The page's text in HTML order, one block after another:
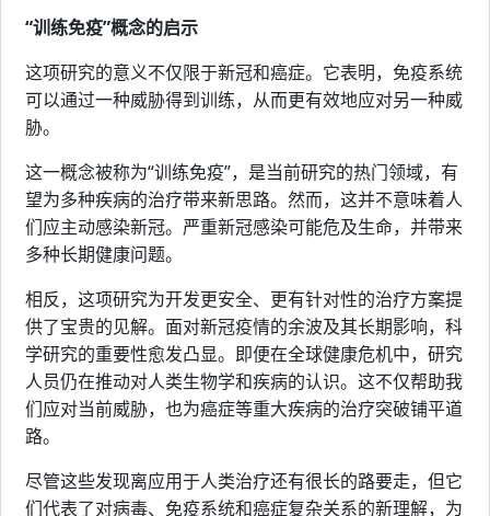
“训练免疫”概念的启示
这项研究的意义不仅限于新冠和癌症。它表明，免疫系统
可以通过一种威胁得到训练，从而更有效地应对另一种威
胁。
这一概念被称为“训练免疫”，是当前研究的热门领域，有
望为多种疾病的治疗带来新思路。然而，这并不意味着人
们应主动感染新冠。严重新冠感染可能危及生命，并带来
多种长期健康问题。
相反，这项研究为开发更安全、更有针对性的治疗方案提
供了宝贵的见解。面对新冠疫情的余波及其长期影响，科
学研究的重要性愈发凸显。即便在全球健康危机中，研究
人员仍在推动对人类生物学和疾病的认识。这不仅帮助我
们应对当前威胁，也为癌症等重大疾病的治疗突破铺平道
路。
尽管这些发现离应用于人类治疗还有很长的路要走，但它
们代表了对病毒、免疫系统和癌症复杂关系的新理解，为